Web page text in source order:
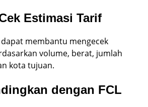
Estimasi Tarif
membantu mengecek
volume, berat, jumlah
kota tujuan.
dengan FCL